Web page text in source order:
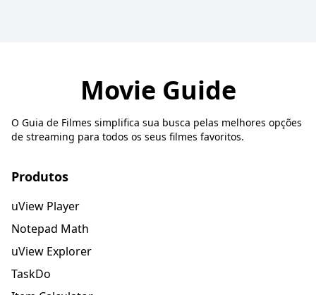
Movie Guide
O Guia de Filmes simplifica sua busca pelas melhores opções
de streaming para todos os seus filmes favoritos.
Produtos
uView Player
Notepad Math
uView Explorer
TaskDo